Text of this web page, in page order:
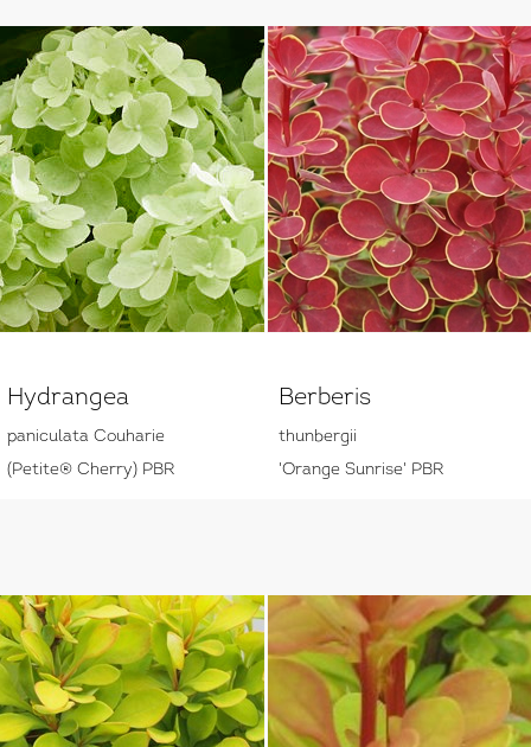
Hydrangea
paniculata Couharie
(Petite® Cherry) PBR
Berberis
thunbergii
'Orange Sunrise' PBR